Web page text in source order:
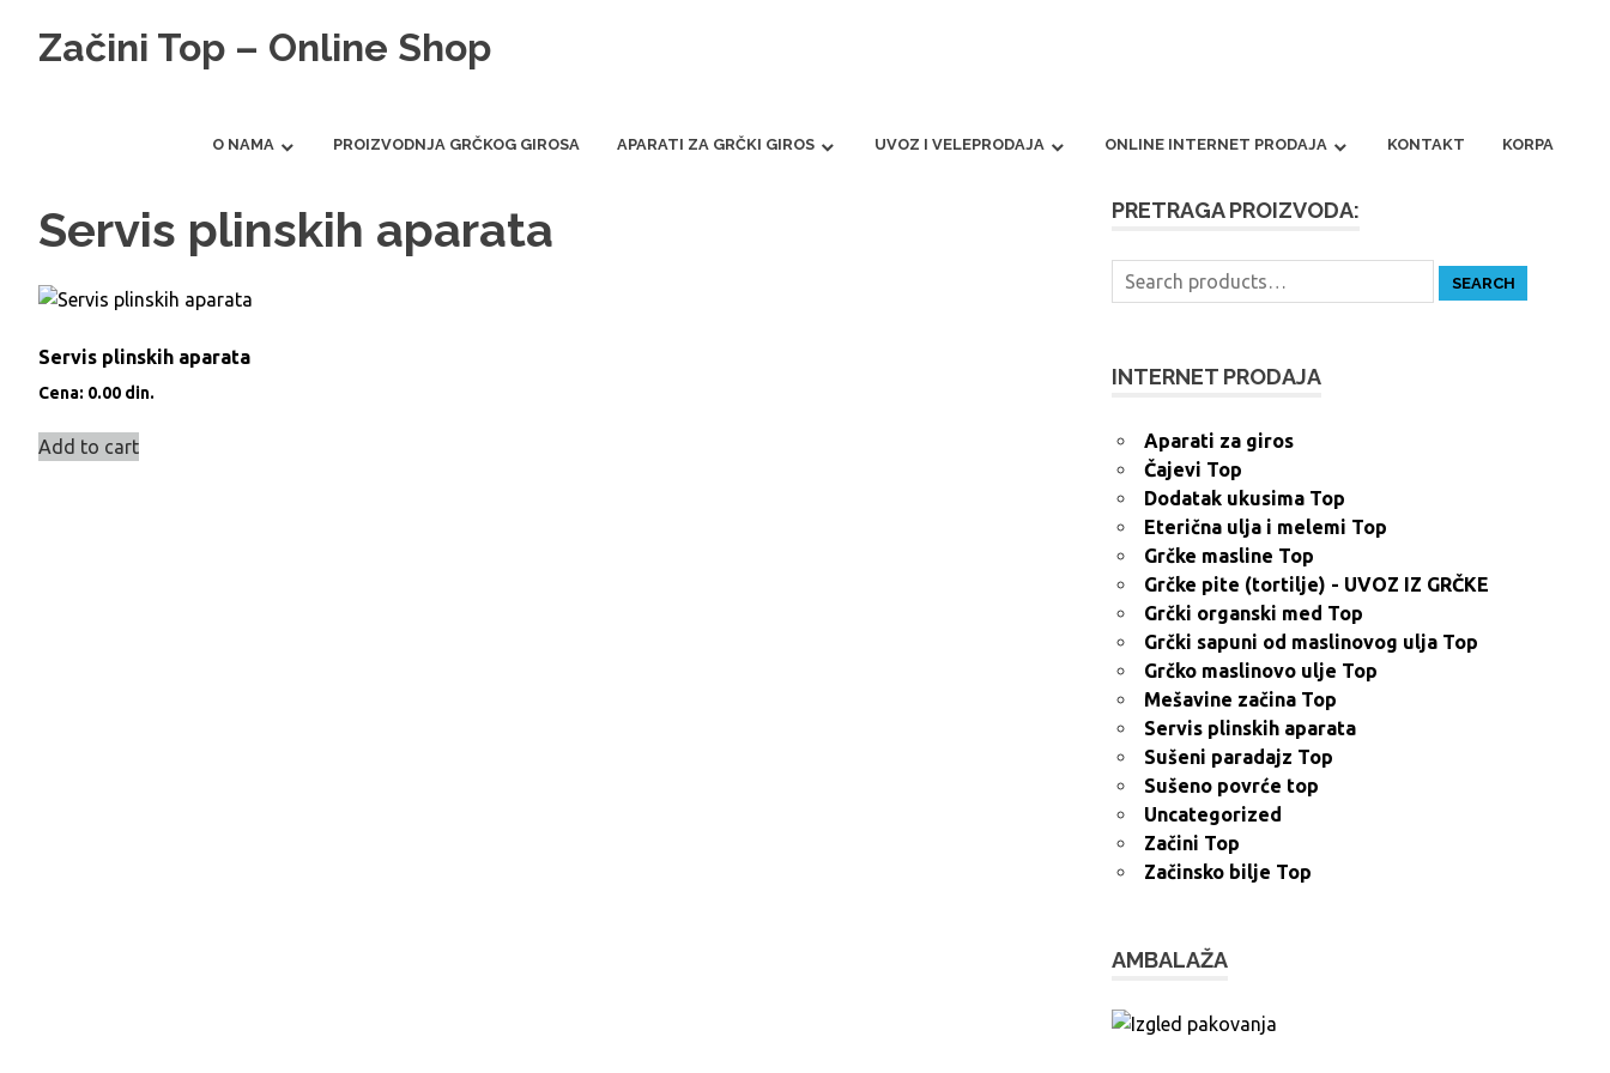
Začini Top – Online Shop
O NAMA PROIZVODNJA GRČKOG GIROSA APARATI ZA GRČKI GIROS UVOZ I VELEPRODAJA ONLINE INTERNET PRODAJA KONTAKT KORPA
Servis plinskih aparata
Servis plinskih aparata
Cena: 0.00 din.
Add to cart
PRETRAGA PROIZVODA:
Search
for:
SEARCH
INTERNET PRODAJA
Aparati za giros
Čajevi Top
Dodatak ukusima Top
Eterična ulja i melemi Top
Grčke masline Top
Grčke pite (tortilje) - UVOZ IZ GRČKE
Grčki organski med Top
Grčki sapuni od maslinovog ulja Top
Grčko maslinovo ulje Top
Mešavine začina Top
Servis plinskih aparata
Sušeni paradajz Top
Sušeno povrće top
Uncategorized
Začini Top
Začinsko bilje Top
AMBALAŽA